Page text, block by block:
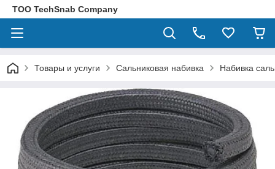
ТОО TechSnab Company
Товары и услуги Сальниковая набивка Набивка